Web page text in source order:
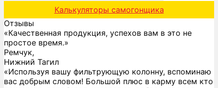
Калькуляторы самогонщика
Отзывы
«Качественная продукция, успехов вам в это не
простое время.»
Ремчук,
Нижний Тагил
«Используя вашу фильтрующую колонну, вспоминаю
вас добрым словом! Большой плюс в карму всем кто